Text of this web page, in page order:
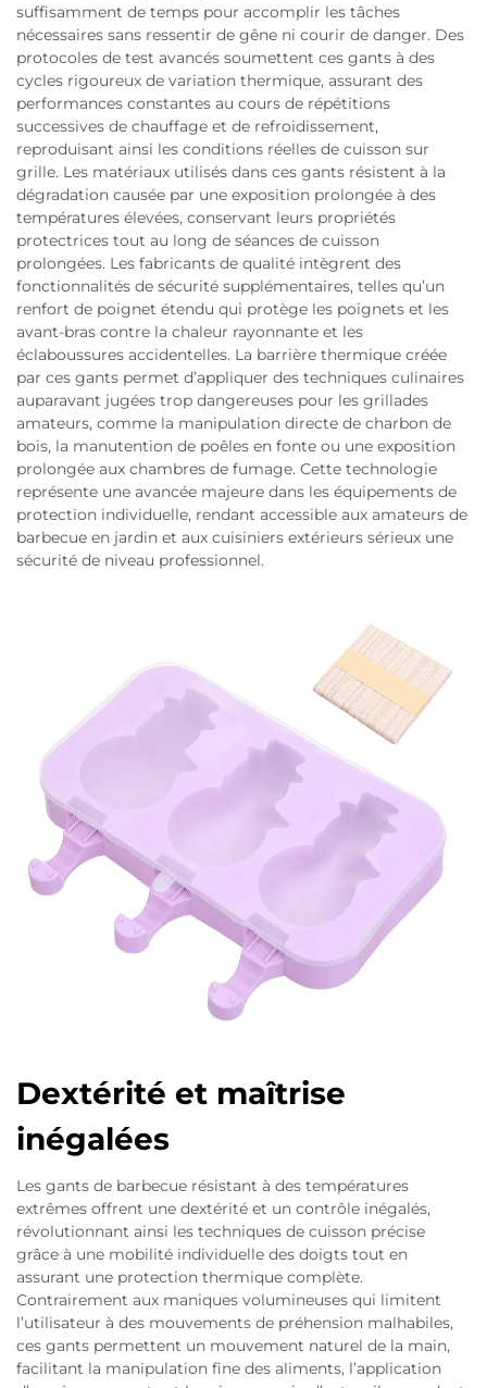
suffisamment de temps pour accomplir les tâches
nécessaires sans ressentir de gêne ni courir de danger. Des
protocoles de test avancés soumettent ces gants à des
cycles rigoureux de variation thermique, assurant des
performances constantes au cours de répétitions
successives de chauffage et de refroidissement,
reproduisant ainsi les conditions réelles de cuisson sur
grille. Les matériaux utilisés dans ces gants résistent à la
dégradation causée par une exposition prolongée à des
températures élevées, conservant leurs propriétés
protectrices tout au long de séances de cuisson
prolongées. Les fabricants de qualité intègrent des
fonctionnalités de sécurité supplémentaires, telles qu’un
renfort de poignet étendu qui protège les poignets et les
avant-bras contre la chaleur rayonnante et les
éclaboussures accidentelles. La barrière thermique créée
par ces gants permet d’appliquer des techniques culinaires
auparavant jugées trop dangereuses pour les grillades
amateurs, comme la manipulation directe de charbon de
bois, la manutention de poêles en fonte ou une exposition
prolongée aux chambres de fumage. Cette technologie
représente une avancée majeure dans les équipements de
protection individuelle, rendant accessible aux amateurs de
barbecue en jardin et aux cuisiniers extérieurs sérieux une
sécurité de niveau professionnel.
Dextérité et maîtrise
inégalées
Les gants de barbecue résistant à des températures
extrêmes offrent une dextérité et un contrôle inégalés,
révolutionnant ainsi les techniques de cuisson précise
grâce à une mobilité individuelle des doigts tout en
assurant une protection thermique complète.
Contrairement aux maniques volumineuses qui limitent
l’utilisateur à des mouvements de préhension malhabiles,
ces gants permettent un mouvement naturel de la main,
facilitant la manipulation fine des aliments, l’application